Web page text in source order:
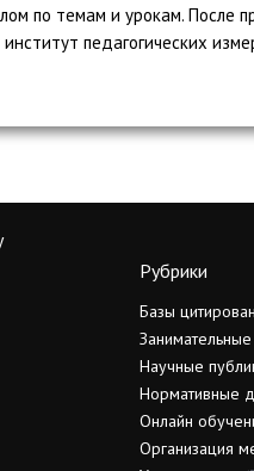
по темам и урокам. После
педагогических
Рубрики
Базы
Научные
Нормативные
Онлайн
Организация